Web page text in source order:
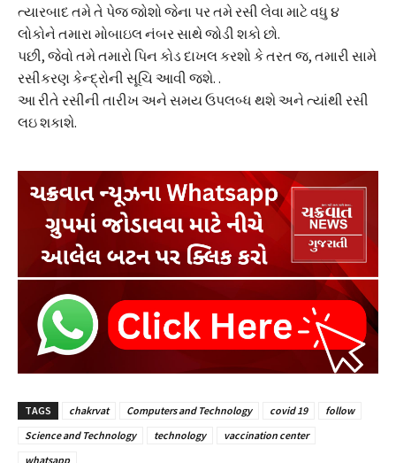
ત્યારબાદ તમે તે પેજ જોશો જેના પર તમે રસી લેવા માટે વધુ ૪
લોકોને તમારા મોબાઇલ નંબર સાથે જોડી શકો છો.
પછી, જેવો તમે તમારો પિન કોડ દાખલ કરશો કે તરત જ, તમારી સામે
રસીકરણ કેન્દ્રોની સૂચિ આવી જશે. .
આ રીતે રસીની તારીખ અને સમય ઉપલબ્ધ થશે અને ત્યાંથી રસી
લઇ શકાશે.
TAGS chakrvat Computers and Technology covid 19
follow
Science and Technology
technology
vaccination center
whatsapp